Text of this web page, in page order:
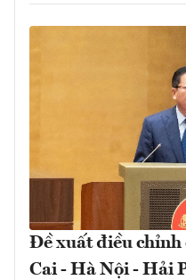
Đề xuất điều chỉnh
Cai - Hà Nội - Hải